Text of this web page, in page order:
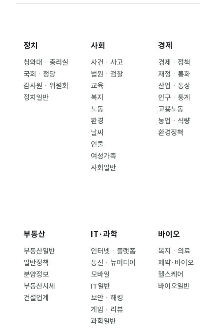
정치
청와대ㆍ총리실
국회ㆍ정당
감사원ㆍ위원회
정치일반
사회
사건ㆍ사고
법원ㆍ검찰
교육
복지
노동
환경
날씨
인물
여성가족
사회일반
경제
경제ㆍ정책
재정ㆍ통화
산업ㆍ통상
인구ㆍ통계
고용노동
농업ㆍ식량
환경정책
부동산
부동산일반
일반정책
분양정보
부동산시세
건설업계
IT·과학
인터넷ㆍ플랫폼
통신ㆍ뉴미디어
모바일
IT일반
보안ㆍ해킹
게임ㆍ리뷰
과학일반
바이오
복지ㆍ의료
제약·바이오
헬스케어
바이오일반